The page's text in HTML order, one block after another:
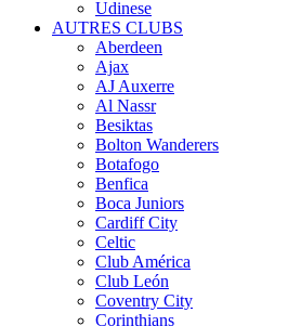
Udinese
AUTRES CLUBS
Aberdeen
Ajax
AJ Auxerre
Al Nassr
Besiktas
Bolton Wanderers
Botafogo
Benfica
Boca Juniors
Cardiff City
Celtic
Club América
Club León
Coventry City
Corinthians